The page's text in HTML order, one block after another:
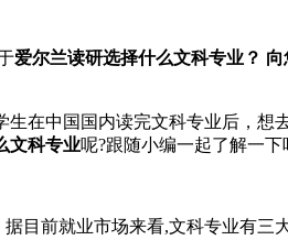
爱尔兰读研选择什么文科专业？ 向
在中国国内读完文科专业后，想
文科专业呢?跟随小编一起了解一下
前就业市场来看,文科专业有三